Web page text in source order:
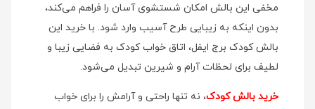
مخفی این بالش امکان شستشوی آسان را فراهم می‌کند،
بدون اینکه به زیبایی طرح آسیب وارد شود. با خرید این
بالش کودک برج ایفل، اتاق خواب کودک به فضایی زیبا و
لطیف برای لحظات آرام و شیرین تبدیل می‌شود.
خرید بالش کودک، نه تنها راحتی و آرامش را برای خواب